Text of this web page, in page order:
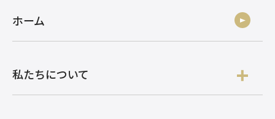
ホーム
私たちについて